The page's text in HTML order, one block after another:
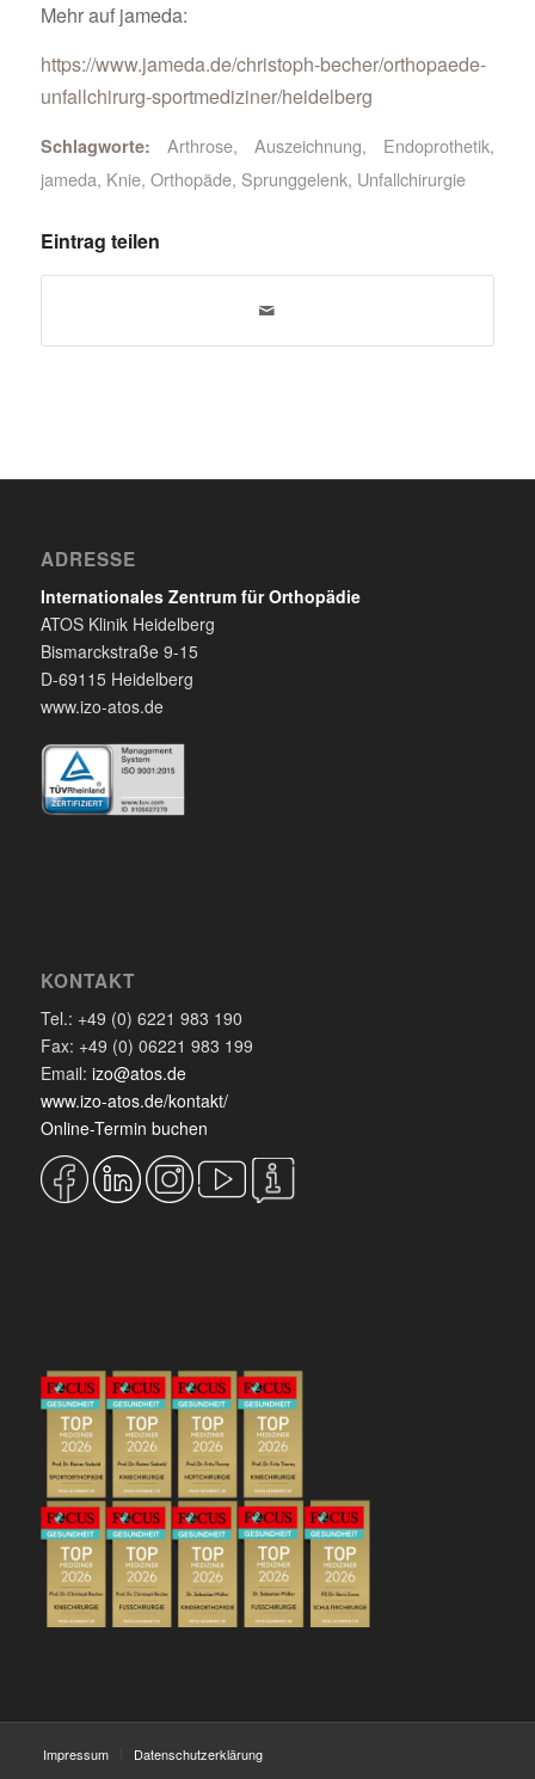
Mehr auf jameda:
https://www.jameda.de/christoph-becher/orthopaede-
unfallchirurg-sportmediziner/heidelberg
Schlagworte: Arthrose,Auszeichnung, Endoprothetik,
jameda, Knie, Orthopäde, Sprunggelenk, Unfallchirurgie
Eintrag teilen
ADRESSE
Internationales Zentrum für Orthopädie
ATOS Klinik Heidelberg
Bismarckstraße 9-15
D-69115 Heidelberg
www.izo-atos.de
KONTAKT
Tel.: +49 (0) 6221 983 190
Fax: +49 (0) 06221 983 199
Email: izo@atos.de
www.izo-atos.de/kontakt/
Online-Termin buchen
Impressum Datenschutzerklärung